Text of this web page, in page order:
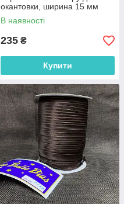
окантовки, ширина 15 мм
моток 100 м (FU-8010)
В наявності
235 ₴
Купити